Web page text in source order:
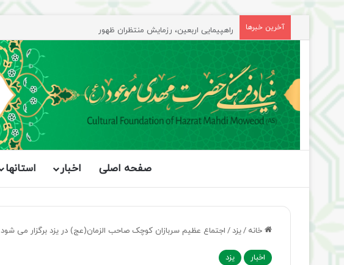
آخرین خبرها راهپیمایی اربعین، رزمایش منتظران ظهور
صفحه اصلی اخبار استانها
خانه /یزد/ اجتماع عظیم سربازان کوچک صاحب الزمان(عج) در یزد برگزار می شود
اخبار یزد